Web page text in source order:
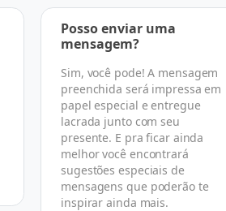
Posso enviar uma
mensagem?
Sim, você pode! A mensagem
preenchida será impressa em
papel especial e entregue
lacrada junto com seu
presente. E pra ficar ainda
melhor você encontrará
sugestões especiais de
mensagens que poderão te
inspirar ainda mais.